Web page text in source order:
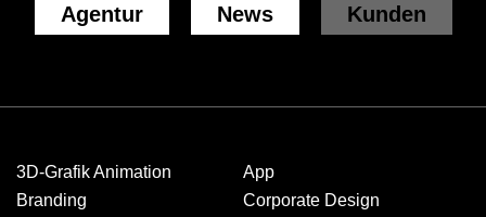
Agentur News Kunden
3D-Grafik Animation
App
Branding
Corporate Design